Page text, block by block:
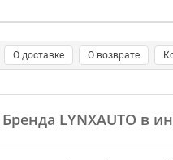
О доставке О возврате
LYNXAUTO в